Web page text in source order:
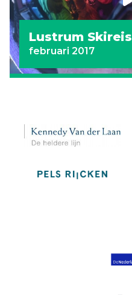
Lustrum Skireis
februari 2017